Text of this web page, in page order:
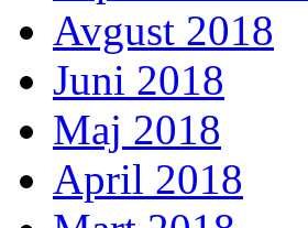
Avgust 2018
Juni 2018
Maj 2018
April 2018